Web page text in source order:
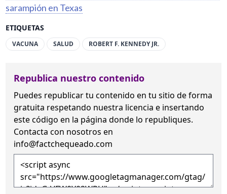
ETIQUETAS
VACUNA SALUD ROBERT F. KENNEDY JR.
sarampión en Texas
Republica nuestro contenido
Puedes republicar tu contenido en tu sitio de forma
gratuita respetando nuestra licencia e insertando
este código en la página donde lo republiques.
Contacta con nosotros en
info@factchequeado.com